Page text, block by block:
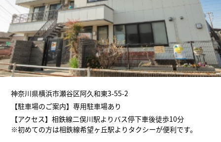
神奈川県横浜市瀬谷区阿久和東3-55-2
【駐車場のご案内】専用駐車場あり
【アクセス】相鉄線二俣川駅よりバス停下車後徒歩10分
※初めての方は相鉄線希望ヶ丘駅よりタクシーが便利です。